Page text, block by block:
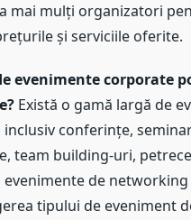
mai mulți organizatori
și serviciile oferite.
evenimente corporate
Există o gamă largă de
conferințe,
team building-uri,
de
tipului de eveniment